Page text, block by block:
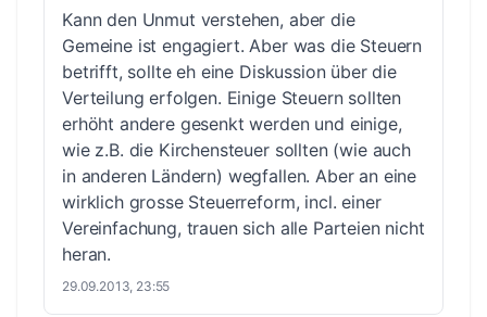
Kann den Unmut verstehen, aber die
Gemeine ist engagiert. Aber was die Steuern
betrifft, sollte eh eine Diskussion über die
Verteilung erfolgen. Einige Steuern sollten
erhöht andere gesenkt werden und einige,
wie z.B. die Kirchensteuer sollten (wie auch
in anderen Ländern) wegfallen. Aber an eine
wirklich grosse Steuerreform, incl. einer
Vereinfachung, trauen sich alle Parteien nicht
heran.
29.09.2013, 23:55